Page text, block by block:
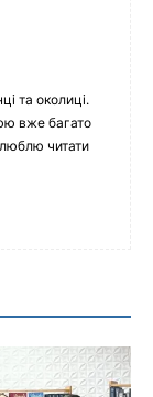
та околиці.
вже багато
читати